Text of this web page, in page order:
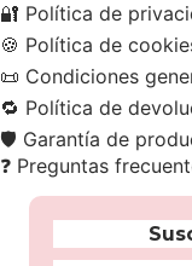
🔐 Política de
🍪 Política de
📜 Condiciones
🔁 Política de
🛡️ Garantía de
❓ Preguntas